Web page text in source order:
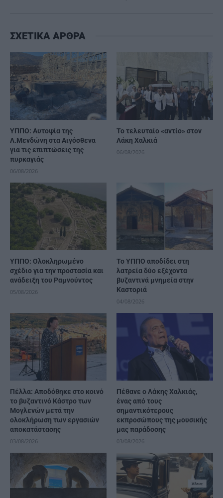
ΣΧΕΤΙΚΑ ΑΡΘΡΑ
ΥΠΠΟ: Αυτοψία της
Λ.Μενδώνη στα Αιγόσθενα
για τις επιπτώσεις της
πυρκαγιάς
06/08/2026
Το τελευταίο «αντίο» στον
Λάκη Χαλκιά
06/08/2026
ΥΠΠΟ: Ολοκληρωμένο
σχέδιο για την προστασία και
ανάδειξη του Ραμνούντος
05/08/2026
Το ΥΠΠΟ αποδίδει στη
λατρεία δύο εξέχοντα
βυζαντινά μνημεία στην
Καστοριά
04/08/2026
Πέλλα: Αποδόθηκε στο κοινό
το βυζαντινό Κάστρο των
Μογλενών μετά την
ολοκλήρωση των εργασιών
αποκατάστασης
03/08/2026
Πέθανε ο Λάκης Χαλκιάς,
ένας από τους
σημαντικότερους
εκπροσώπους της μουσικής
μας παράδοσης
03/08/2026